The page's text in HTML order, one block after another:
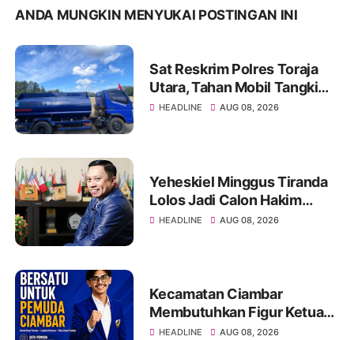
ANDA MUNGKIN MENYUKAI POSTINGAN INI
Sat Reskrim Polres Toraja
Utara, Tahan Mobil Tangki
PT Harmony Solusi Energy
HEADLINE AUG 08, 2026
Yeheskiel Minggus Tiranda
Lolos Jadi Calon Hakim
Agung RI Tahun 2026
HEADLINE AUG 08, 2026
Kecamatan Ciambar
Membutuhkan Figur Ketua
KNPI yang Mampu
HEADLINE AUG 08, 2026